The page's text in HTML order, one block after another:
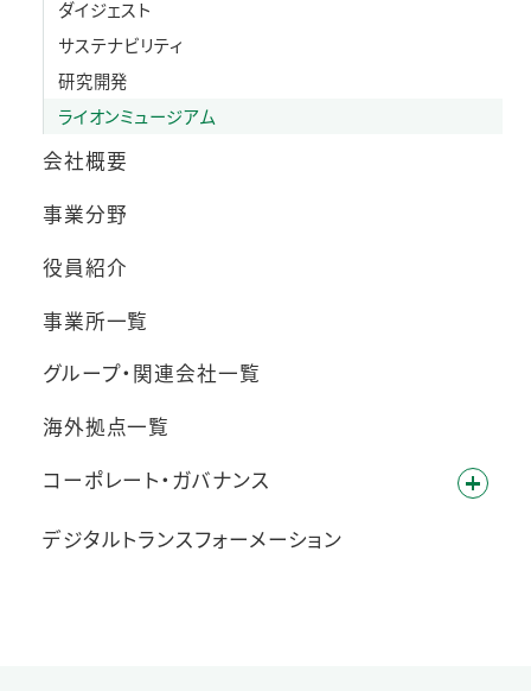
ダイジェスト
サステナビリティ
研究開発
ライオンミュージアム
会社概要
事業分野
役員紹介
事業所一覧
グループ・関連会社一覧
海外拠点一覧
コーポレート・ガバナンス
デジタルトランスフォーメーション